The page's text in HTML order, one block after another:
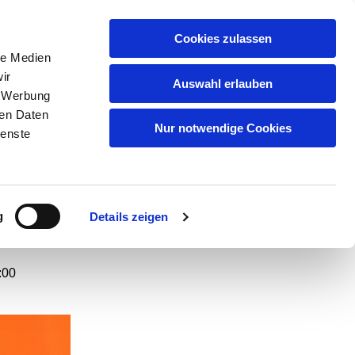
Medien
Daten
Details zeigen
Cookies zulassen
Auswahl erlauben
Nur notwendige Cookies
ÜBER UNS FAQ